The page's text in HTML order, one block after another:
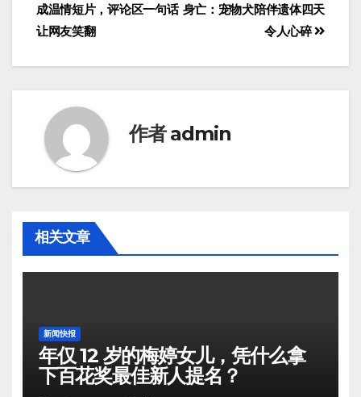
身亡：宠物犬陪伴遗体四天
令人心碎
成温情短片，评论区一句话
让网友笑翻
作者admin
相关文章
新闻快报
年仅 12 岁的梅婷女儿，凭什么拿
下百花奖最佳新人提名？